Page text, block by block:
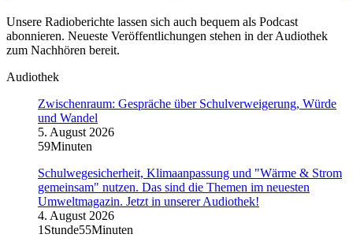
Unsere Radioberichte lassen sich auch bequem als Podcast
abonnieren. Neueste Veröffentlichungen stehen in der Audiothek
zum Nachhören bereit.
Audiothek
Zwischenraum: Gespräche über Schulverweigerung, Würde
und Wandel
5. August 2026
59Minuten
Schulwegesicherheit, Klimaanpassung und "Wärme & Strom
gemeinsam" nutzen. Das sind die Themen im neuesten
Umweltmagazin. Jetzt in unserer Audiothek!
4. August 2026
1Stunde55Minuten